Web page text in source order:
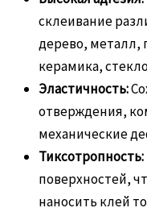
склеивание
дерево, металл,
керамика,
Эластичность:
отверждения,
механические
Тиксотропность:
поверхностей,
наносить клей